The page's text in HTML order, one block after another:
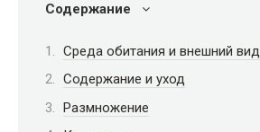
Содержание
Среда обитания и внешний вид
Содержание и уход
Размножение